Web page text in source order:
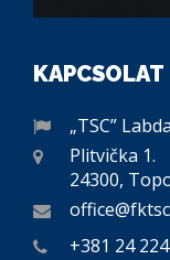
KAPCSOLAT
„TSC”
Plitvička 1.
24300,
+381 24